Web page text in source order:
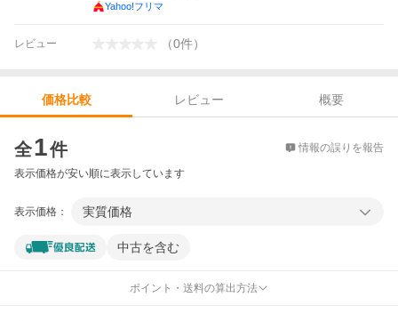
Yahoo!フリマ
レビュー （0件）
価格比較 レビュー
概要
全1件 情報の誤りを報告
表示価格が安い順に表示しています
表示価格： 実質価格
中古を含む
ポイント・送料の算出方法